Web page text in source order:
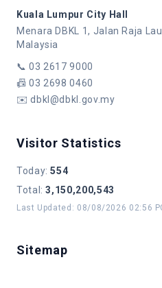
Kuala Lumpur City Hall
Menara DBKL 1, Jalan Raja
Malaysia
📞03 2617 9000
📠03 2698 0460
✉️dbkl@dbkl.gov.my
Visitor Statistics
Today:554
Total :3,150,200,543
Last Updated : 08/08/2026 02:56
Sitemap